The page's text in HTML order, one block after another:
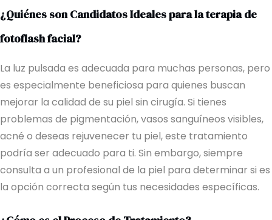
¿Quiénes son Candidatos Ideales para la terapia de
fotoflash facial?
La luz pulsada es adecuada para muchas personas, pero
es especialmente beneficiosa para quienes buscan
mejorar la calidad de su piel sin cirugía. Si tienes
problemas de pigmentación, vasos sanguíneos visibles,
acné o deseas rejuvenecer tu piel, este tratamiento
podría ser adecuado para ti. Sin embargo, siempre
consulta a un profesional de la piel para determinar si es
la opción correcta según tus necesidades específicas.